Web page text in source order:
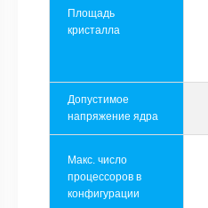
Площадь
кристалла
Допустимое
напряжение ядра
Макс. число
процессоров в
конфигурации